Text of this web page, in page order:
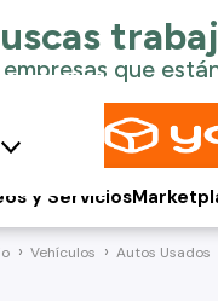
y Servicios
Vehículos Autos Usados